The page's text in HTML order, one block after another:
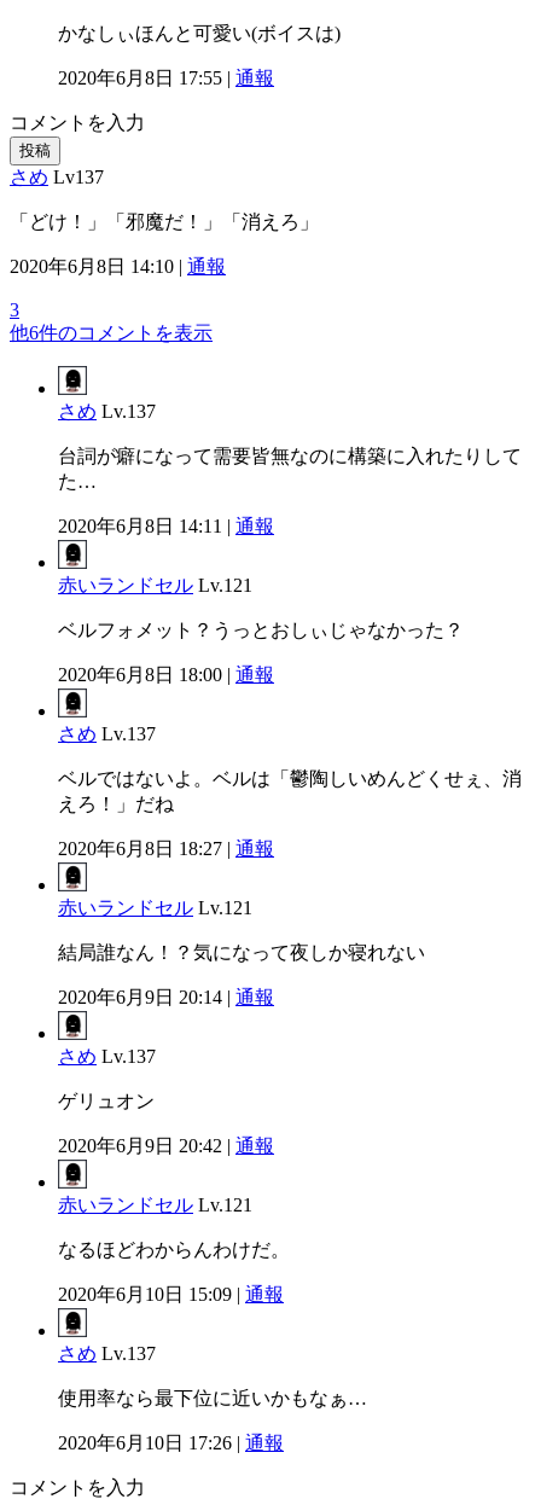
かなしぃほんと可愛い(ボイスは)
2020年6月8日 17:55 | 通報
コメントを入力
投稿
さめ Lv137
「どけ！」「邪魔だ！」「消えろ」
2020年6月8日 14:10 | 通報
3
他6件のコメントを表示
さめ Lv.137
台詞が癖になって需要皆無なのに構築に入れたりして
た…
2020年6月8日 14:11 | 通報
赤いランドセル Lv.121
ベルフォメット？うっとおしぃじゃなかった？
2020年6月8日 18:00 | 通報
さめ Lv.137
ベルではないよ。ベルは「鬱陶しいめんどくせぇ、消
えろ！」だね
2020年6月8日 18:27 | 通報
赤いランドセル Lv.121
結局誰なん！？気になって夜しか寝れない
2020年6月9日 20:14 | 通報
さめ Lv.137
ゲリュオン
2020年6月9日 20:42 | 通報
赤いランドセル Lv.121
なるほどわからんわけだ。
2020年6月10日 15:09 | 通報
さめ Lv.137
使用率なら最下位に近いかもなぁ…
2020年6月10日 17:26 | 通報
コメントを入力